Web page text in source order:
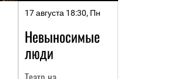
17 августа 18:30, Пн
Невыносимые
люди